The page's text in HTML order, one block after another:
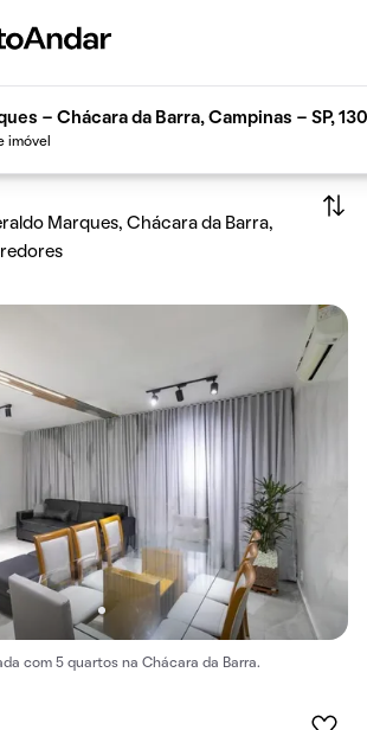
- Chácara da Barra, Campinas - SP,
imóvel
Marques, Chácara da Barra,
com 5 quartos na Chácara da Barra.